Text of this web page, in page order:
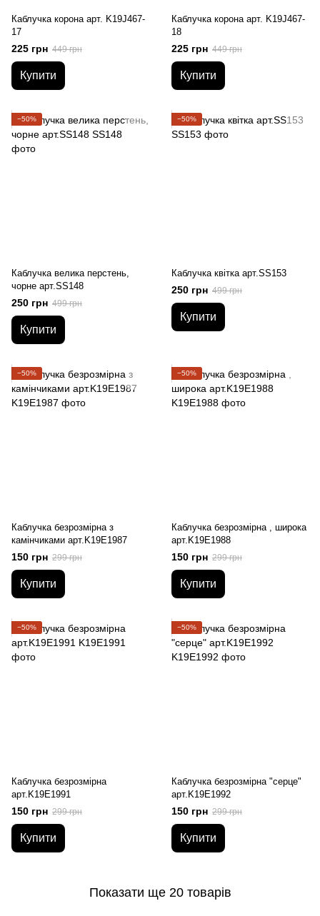
Каблучка корона арт. K19J467-
17
225 грн 449 грн
Купити
Каблучка корона арт. K19J467-
18
225 грн 449 грн
Купити
−50%
Каблучка велика перстень,
чорне арт.SS148
250 грн 499 грн
Купити
−50%
Каблучка квітка арт.SS153
250 грн 499 грн
Купити
−50%
Каблучка безрозмірна з
камінчиками арт.K19E1987
150 грн 299 грн
Купити
−50%
Каблучка безрозмірна , широка
арт.K19E1988
150 грн 299 грн
Купити
−50%
Каблучка безрозмірна
арт.K19E1991
150 грн 299 грн
Купити
−50%
Каблучка безрозмірна "серце"
арт.K19E1992
150 грн 299 грн
Купити
Показати ще 20 товарів